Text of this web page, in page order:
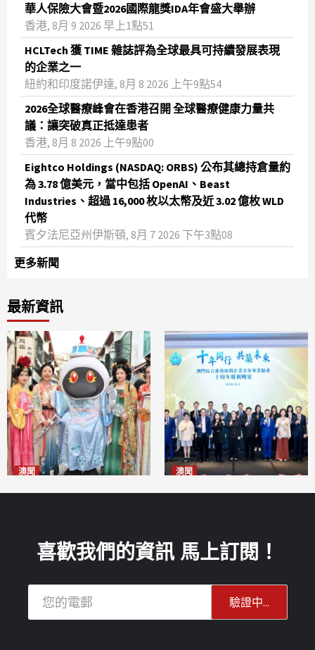
華人保險大會暨2026國際龍獎IDA年會盛大舉辦
香港, 8月 9 2026 早上1點51
HCLTech 獲 TIME 雜誌評為全球最具可持續發展表現
的企業之一
紐約和印度諾伊達, 8月 8 2026 上午9點54
2026全球醫療峰會在香港召開 全球醫療健康力量共
議：讓突破真正抵達患者
香港, 8月 8 2026 上午9點00
Eightco Holdings (NASDAQ: ORBS) 公布其總持倉量約
為 3.78 億美元，當中包括 OpenAI、Beast
Industries、超過 16,000 枚以太幣及近 3.02 億枚 WLD
代幣
賓夕法尼亞州伊斯頓, 8月 7 2026 下午3點08
更多新聞
最新資訊
澳聞 澳聞
喜歡我們的資訊 馬上訂閱！